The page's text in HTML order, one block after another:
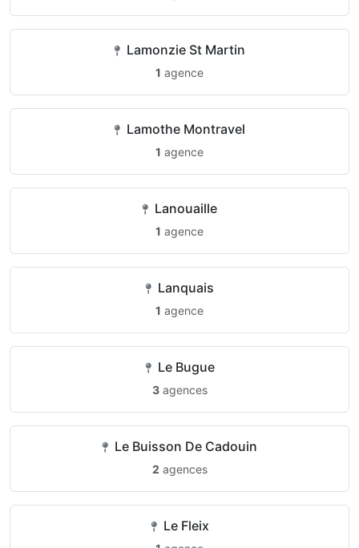
Lamonzie St Martin
1 agence
Lamothe Montravel
1 agence
Lanouaille
1 agence
Lanquais
1 agence
Le Bugue
3agences
Le Buisson De Cadouin
2 agences
Le Fleix